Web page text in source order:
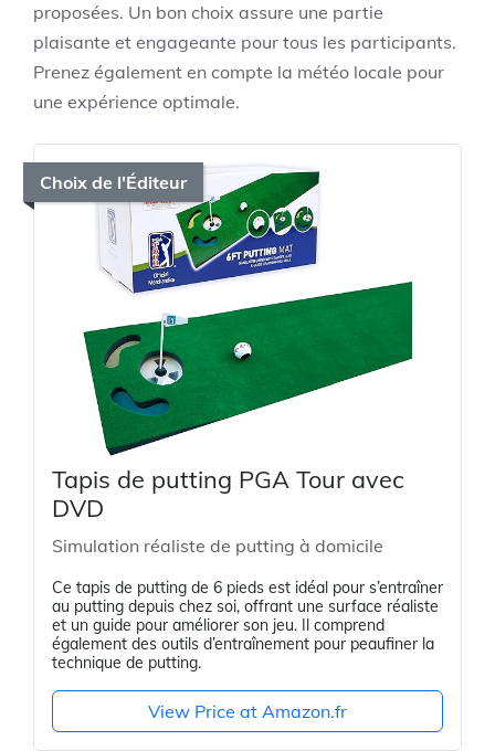
proposées. Un bon choix assure une partie
plaisante et engageante pour tous les participants.
Prenez également en compte la météo locale pour
une expérience optimale.
Choix de l'Éditeur
Tapis de putting PGA Tour avec
DVD
Simulation réaliste de putting à domicile
Ce tapis de putting de 6 pieds est idéal pour s’entraîner
au putting depuis chez soi, offrant une surface réaliste
et un guide pour améliorer son jeu. Il comprend
également des outils d’entraînement pour peaufiner la
technique de putting.
View Price at Amazon.fr